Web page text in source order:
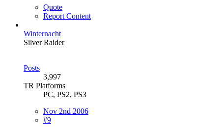
Quote
Report Content
Winternacht
Silver Raider
Posts
3,997
TR Platforms
PC, PS2, PS3
Nov 2nd 2006
#9